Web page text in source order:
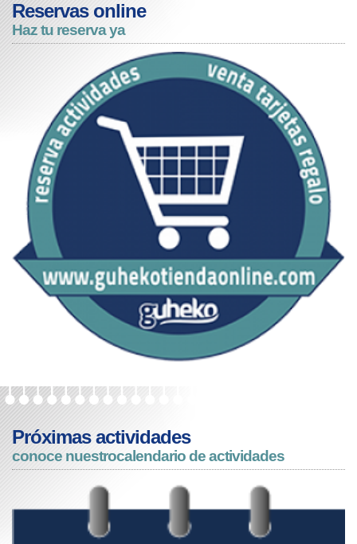
Reservas online
Haz tu reserva ya
Próximas actividades
conoce nuestrocalendario de actividades